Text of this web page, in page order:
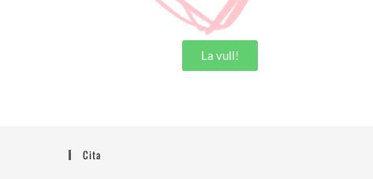
La vull!
Cita